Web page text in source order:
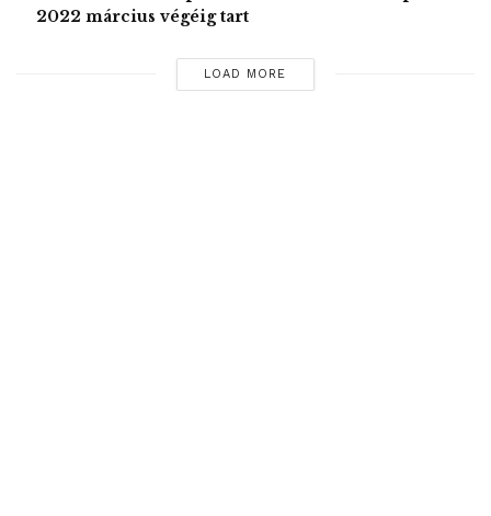
szabadságvesztésre. Köztük katonákat, rendőröket,
és újságírókat, ami miatt a török kormányzatot számos
nemzetközi bírálat érte.
2022 március végéig tart
LOAD MORE